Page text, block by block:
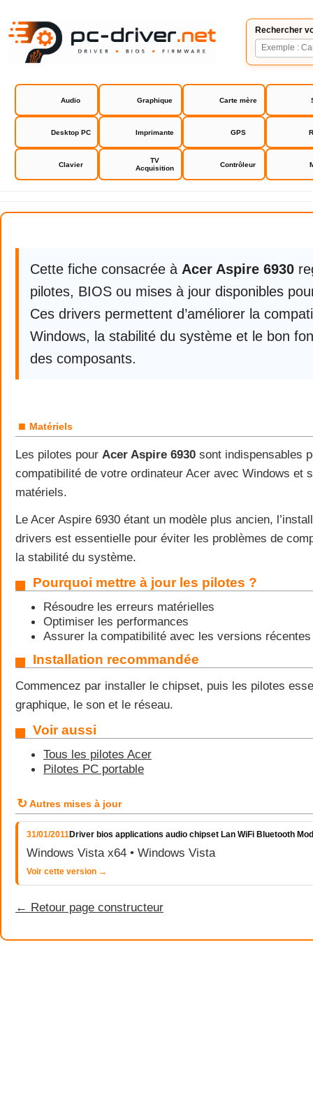
Rechercher
Audio Graphique Carte mère
Desktop PC Imprimante GPS
Clavier
TV
Acquisition
Contrôleur
Acer Aspire 6930
Cette fiche consacrée à Acer Aspire 6930
pilotes, BIOS ou mises à jour disponibles
Ces drivers permettent d’améliorer la
Windows, la stabilité du système et le bon
des composants.
■ Matériels
Les pilotes pour Acer Aspire 6930 sont indispensables
compatibilité de votre ordinateur Acer avec Windows et
matériels.
Le Acer Aspire 6930 étant un modèle plus ancien,
drivers est essentielle pour éviter les problèmes de
la stabilité du système.
Pourquoi mettre à jour les pilotes ?
Résoudre les erreurs matérielles
Optimiser les performances
Assurer la compatibilité avec les versions
Installation recommandée
Commencez par installer le chipset, puis les pilotes
graphique, le son et le réseau.
Voir aussi
Tous les pilotes Acer
Pilotes PC portable
↻ Autres mises à jour
31/01/2011Driver bios applications audio chipset Lan WiFi Bluetooth
Windows Vista x64 • Windows Vista
Voir cette version →
← Retour page constructeur